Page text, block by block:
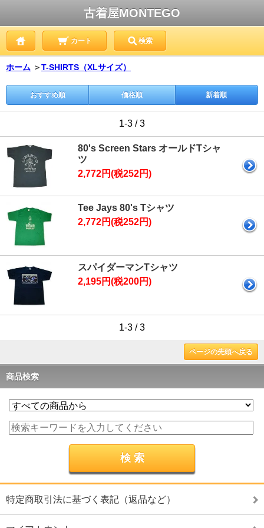
古着屋MONTEGO
カート 検索
ホーム ＞T-SHIRTS（XLサイズ）
おすすめ順 価格順 新着順
1-3 / 3
80's Screen Stars オールドTシャ
ツ
2,772円(税252円)
Tee Jays 80's Tシャツ
2,772円(税252円)
スパイダーマンTシャツ
2,195円(税200円)
1-3 / 3
ページの先頭へ戻る
商品検索
特定商取引法に基づく表記（返品など）